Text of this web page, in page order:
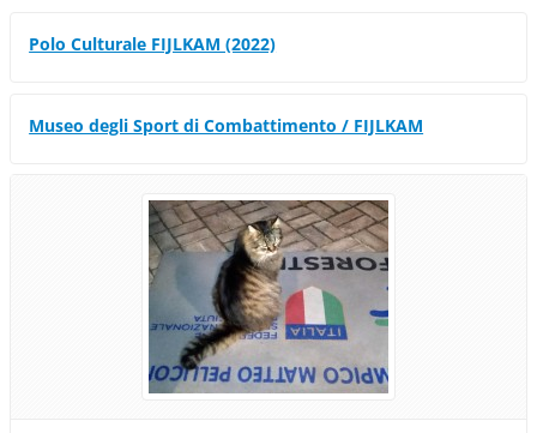
Polo Culturale FIJLKAM (2022)
Museo degli Sport di Combattimento / FIJLKAM